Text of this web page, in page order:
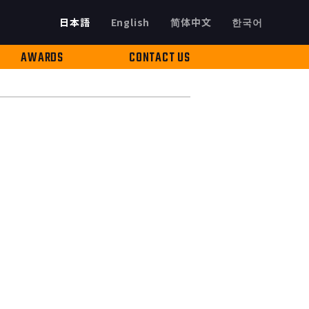
日本語 한국어
English 简体中文
AWARDS CONTACT US